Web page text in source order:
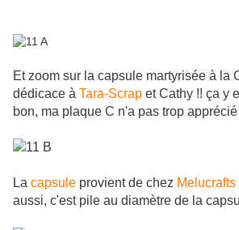
Et zoom sur la capsule martyrisée à la
dédicace à Tara-Scrap et Cathy !! ça y
bon, ma plaque C n'a pas trop
La capsule provient de chez
aussi, c'est pile au diamètre de la